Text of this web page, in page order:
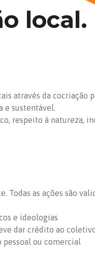
local.
através da cocriação
e sustentável.
respeito à natureza,
as ações são
e ideologias
dar crédito ao
ou comercial